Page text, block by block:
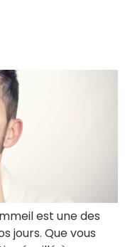
est une des
jours. Que vous